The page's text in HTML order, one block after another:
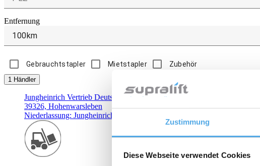
Zustimmung
Diese Webseite verwendet Cookies
Entfernung
100km
Gebrauchtstapler Mietstapler Zubehör
1 Händler
Jungheinrich Vertrieb Deutschland AG & Co. KG - Niederlassung
39326, Hohenwarsleben
Niederlassung: Jungheinrich